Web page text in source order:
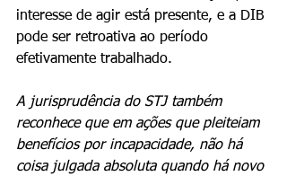
interesse de agir está presente, e a DIB
pode ser retroativa ao período
efetivamente trabalhado.
A jurisprudência do STJ também
reconhece que em ações que pleiteiam
benefícios por incapacidade, não há
coisa julgada absoluta quando há novo